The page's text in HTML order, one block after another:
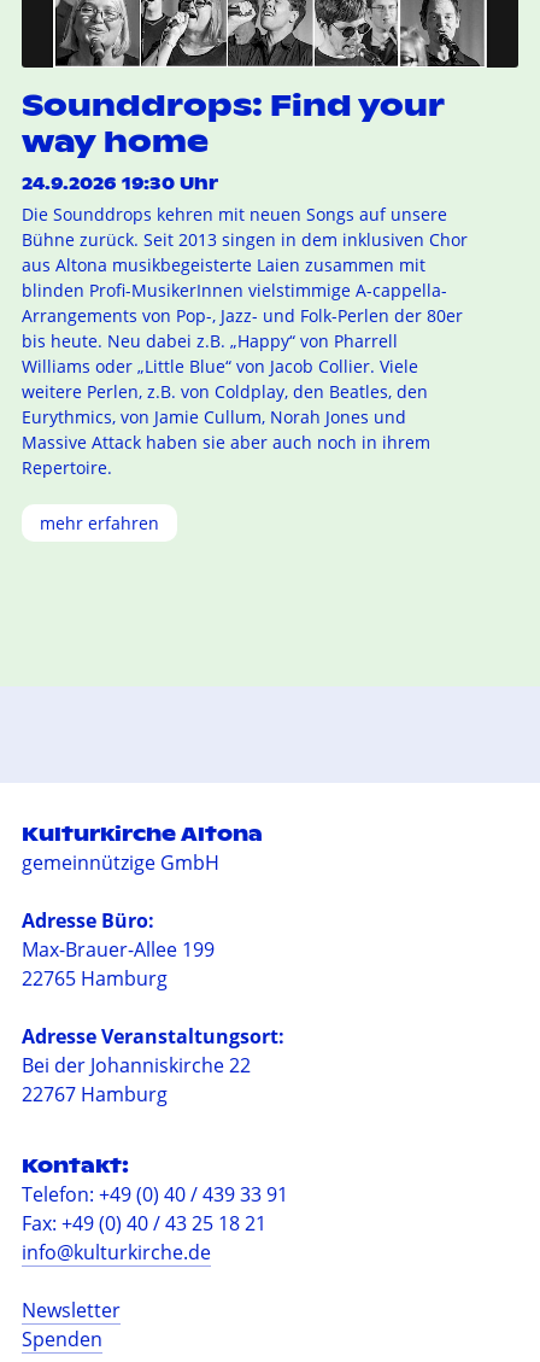
Sounddrops: Find your
way home
24.9.2026 19:30 Uhr
Die Sounddrops kehren mit neuen Songs auf unsere
Bühne zurück. Seit 2013 singen in dem inklusiven Chor
aus Altona musikbegeisterte Laien zusammen mit
blinden Profi-MusikerInnen vielstimmige A-cappella-
Arrangements von Pop-, Jazz- und Folk-Perlen der 80er
bis heute. Neu dabei z.B. „Happy“ von Pharrell
Williams oder „Little Blue“ von Jacob Collier. Viele
weitere Perlen, z.B. von Coldplay, den Beatles, den
Eurythmics, von Jamie Cullum, Norah Jones und
Massive Attack haben sie aber auch noch in ihrem
Repertoire.
mehr erfahren
Kulturkirche Altona
gemeinnützige GmbH
Adresse Büro:
Max-Brauer-Allee 199
22765 Hamburg
Adresse Veranstaltungsort:
Bei der Johanniskirche 22
22767 Hamburg
Kontakt:
Telefon: +49 (0) 40 / 439 33 91
Fax: +49 (0) 40 / 43 25 18 21
info@kulturkirche.de
Newsletter
Spenden